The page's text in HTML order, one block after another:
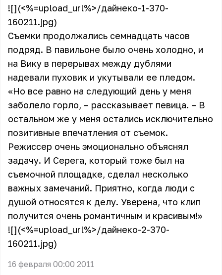
![](<%=upload_url%>/дайнеко-1-370-
160211.jpg)
Съемки продолжались семнадцать часов
подряд. В павильоне было очень холодно, и
на Вику в перерывах между дублями
надевали пуховик и укутывали ее пледом.
«Но все равно на следующий день у меня
заболело горло, – рассказывает певица. – В
остальном же у меня остались исключительно
позитивные впечатления от съемок.
Режиссер очень эмоционально объяснял
задачу. И Серега, который тоже был на
съемочной площадке, сделал несколько
важных замечаний. Приятно, когда люди с
душой относятся к делу. Уверена, что клип
получится очень романтичным и красивым!»
![](<%=upload_url%>/дайнеко-2-370-
160211.jpg)
16 февраля 00:00 2011